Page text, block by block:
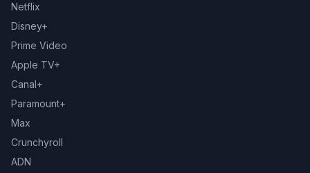
Netflix
Disney+
Prime Video
Apple TV+
Canal+
Paramount+
Max
Crunchyroll
ADN